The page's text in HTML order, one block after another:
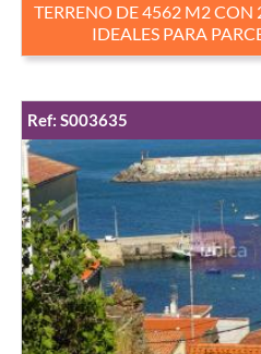
TERRENO DE 4562 M2
IDEALES PARA
Ref: S003635